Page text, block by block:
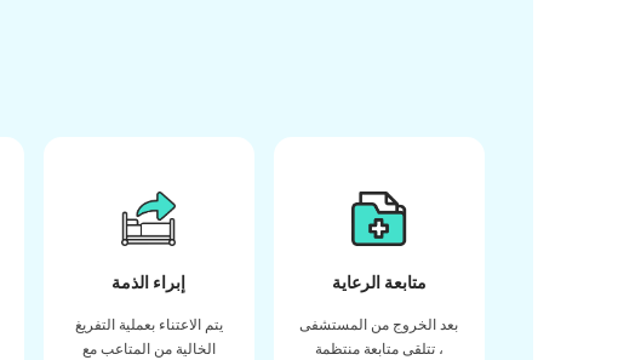
إبراء الذمة
يتم الاعتناء بعملية التفريغ
الخالية من المتاعب مع
متابعة الرعاية
بعد الخروج من المستشفى
، تتلقى متابعة منتظمة